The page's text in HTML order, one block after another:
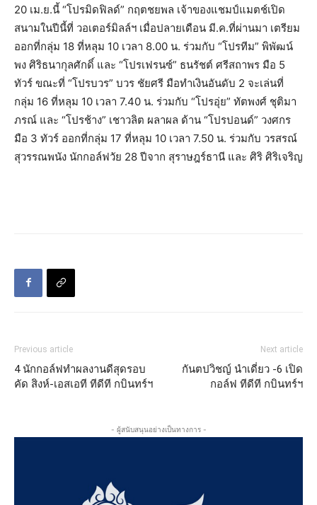
20 เม.ย.นี้ “โปรมิดฟิลด์” กฤตชยพล เจ้าของแชมป์แมตช์เปิด
สนามในปีนี้ที่ วอเตอร์มิลล์ฯ เมื่อปลายเดือน มี.ค.ที่ผ่านมา เตรียม
ออกที่กลุ่ม 18 ที่หลุม 10 เวลา 8.00 น. ร่วมกับ “โปรทีม” พิพัฒน์
พง ศิริธนากุลศักดิ์ และ “โปรเฟรนซ์” ธนรัชต์ ศรีสถาพร มือ 5
ทัวร์ ขณะที่ “โปรบวร” บวร ชัยศรี มือทำเงินอันดับ 2 จะเล่นที่
กลุ่ม 16 ที่หลุม 10 เวลา 7.40 น. ร่วมกับ “โปรอุ่ย” ทัตพงศ์ ชุติมา
ภรณ์ และ “โปรช้าง” เชาวลิต ผลาผล ด้าน “โปรปอนด์” วงศกร
มือ 3 ทัวร์ ออกที่กลุ่ม 17 ที่หลุม 10 เวลา 7.50 น. ร่วมกับ วรสรณ์
สุวรรณพนัง นักกอล์ฟวัย 28 ปีจาก สุราษฎร์ธานี และ ศิริ ศิริเจริญ
Previous article
4 นักกอล์ฟทำผลงานดีสุดรอบ
คัด สิงห์-เอสเอที ทีดีที กบินทร์ฯ
Next article
กันตปวิชญ์ นำเดี่ยว -6 เปิด
กอล์ฟ ทีดีที กบินทร์ฯ
- ผู้สนับสนุนอย่างเป็นทางการ -